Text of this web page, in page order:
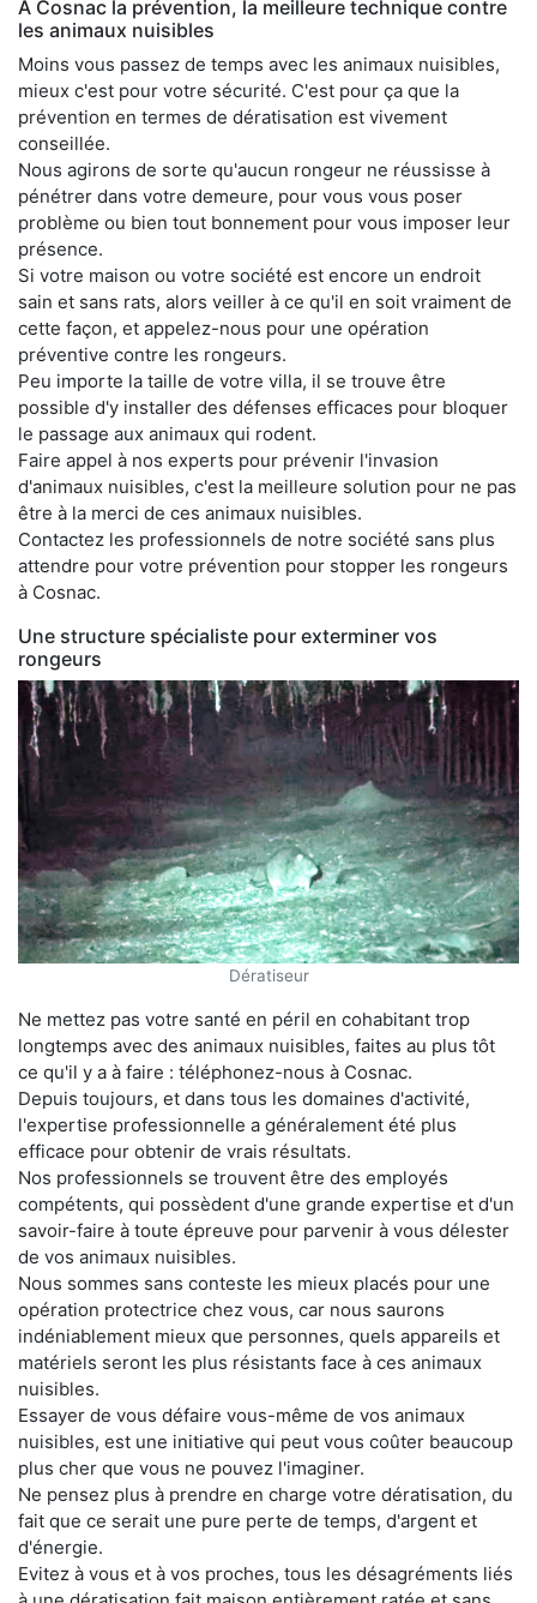
À Cosnac la prévention, la meilleure technique contre
les animaux nuisibles
Moins vous passez de temps avec les animaux nuisibles,
mieux c'est pour votre sécurité. C'est pour ça que la
prévention en termes de dératisation est vivement
conseillée.
Nous agirons de sorte qu'aucun rongeur ne réussisse à
pénétrer dans votre demeure, pour vous vous poser
problème ou bien tout bonnement pour vous imposer leur
présence.
Si votre maison ou votre société est encore un endroit
sain et sans rats, alors veiller à ce qu'il en soit vraiment de
cette façon, et appelez-nous pour une opération
préventive contre les rongeurs.
Peu importe la taille de votre villa, il se trouve être
possible d'y installer des défenses efficaces pour bloquer
le passage aux animaux qui rodent.
Faire appel à nos experts pour prévenir l'invasion
d'animaux nuisibles, c'est la meilleure solution pour ne pas
être à la merci de ces animaux nuisibles.
Contactez les professionnels de notre société sans plus
attendre pour votre prévention pour stopper les rongeurs
à Cosnac.
Une structure spécialiste pour exterminer vos
rongeurs
Dératiseur
Ne mettez pas votre santé en péril en cohabitant trop
longtemps avec des animaux nuisibles, faites au plus tôt
ce qu'il y a à faire : téléphonez-nous à Cosnac.
Depuis toujours, et dans tous les domaines d'activité,
l'expertise professionnelle a généralement été plus
efficace pour obtenir de vrais résultats.
Nos professionnels se trouvent être des employés
compétents, qui possèdent d'une grande expertise et d'un
savoir-faire à toute épreuve pour parvenir à vous délester
de vos animaux nuisibles.
Nous sommes sans conteste les mieux placés pour une
opération protectrice chez vous, car nous saurons
indéniablement mieux que personnes, quels appareils et
matériels seront les plus résistants face à ces animaux
nuisibles.
Essayer de vous défaire vous-même de vos animaux
nuisibles, est une initiative qui peut vous coûter beaucoup
plus cher que vous ne pouvez l'imaginer.
Ne pensez plus à prendre en charge votre dératisation, du
fait que ce serait une pure perte de temps, d'argent et
d'énergie.
Evitez à vous et à vos proches, tous les désagréments liés